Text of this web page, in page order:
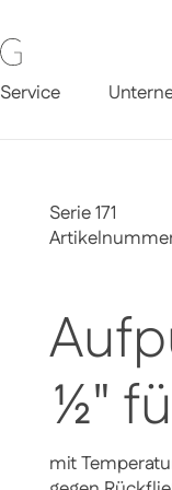
Service
½"
mit
Serie 171
Artikelnummer